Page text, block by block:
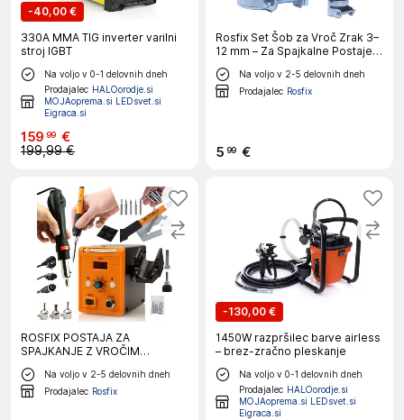
-40,00 €
330A MMA TIG inverter varilni
stroj IGBT
Na voljo v 0-1 delovnih dneh
Prodajalec HALOorodje.si
MOJAoprema.si LEDsvet.si
Eigraca.si
159 99 €
199,99 €
Rosfix Set Šob za Vroč Zrak 3–
12 mm – Za Spajkalne Postaje |
Nastavljiv Nosilec Ø20 mm, 5
KosovNa voljo v 2-5 delovnih dneh
Prodajalec Rosfix
5 99 €
ROSFIX POSTAJA ZA
SPAJKANJE Z VROČIM
ZRAKOM ROSFIX 858D+SET
8V1 NATANČNI SPAJKALNIK S
POTENCIOMETROM ROSFIX
Na voljo v 2-5 delovnih dneh
Prodajalec Rosfix
-130,00 €
1450W razpršilec barve airless
– brez-zračno pleskanje
Na voljo v 0-1 delovnih dneh
Prodajalec HALOorodje.si
MOJAoprema.si LEDsvet.si
Eigraca.si